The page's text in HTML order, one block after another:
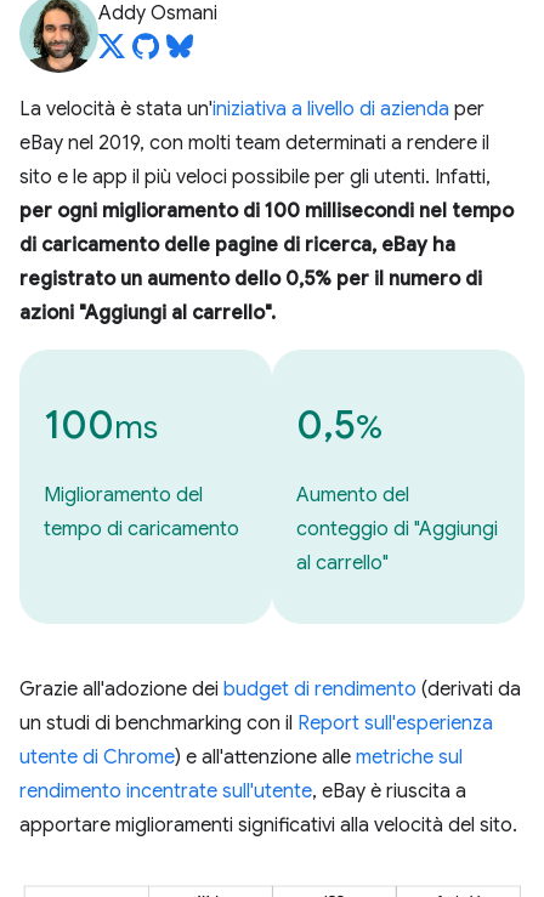
Addy Osmani
La velocità è stata un'iniziativa a livello di azienda per
eBay nel 2019, con molti team determinati a rendere il
sito e le app il più veloci possibile per gli utenti. Infatti,
per ogni miglioramento di 100 millisecondi nel tempo
di caricamento delle pagine di ricerca, eBay ha
registrato un aumento dello 0,5% per il numero di
azioni "Aggiungi al carrello".
100ms
Miglioramento del
tempo di caricamento
0,5%
Aumento del
conteggio di "Aggiungi
al carrello"
Grazie all'adozione dei budget di rendimento (derivati da
un studi di benchmarking con il Report sull'esperienza
utente di Chrome) e all'attenzione alle metriche sul
rendimento incentrate sull'utente, eBay è riuscita a
apportare miglioramenti significativi alla velocità del sito.